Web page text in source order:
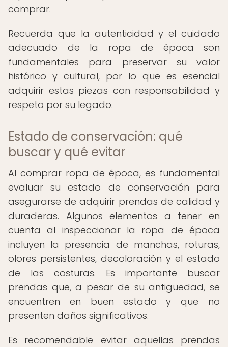
comprar.
Recuerda que la autenticidad y el cuidado
adecuado de la ropa de época son
fundamentales para preservar su valor
histórico y cultural, por lo que es esencial
adquirir estas piezas con responsabilidad y
respeto por su legado.
Estado de conservación: qué
buscar y qué evitar
Al comprar ropa de época, es fundamental
evaluar su estado de conservación para
asegurarse de adquirir prendas de calidad y
duraderas. Algunos elementos a tener en
cuenta al inspeccionar la ropa de época
incluyen la presencia de manchas, roturas,
olores persistentes, decoloración y el estado
de las costuras. Es importante buscar
prendas que, a pesar de su antigüedad, se
encuentren en buen estado y que no
presenten daños significativos.
Es recomendable evitar aquellas prendas